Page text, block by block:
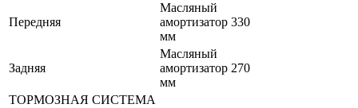
Передняя
Масляный
амортизатор 330
мм
Задняя
Масляный
амортизатор 270
мм
ТОРМОЗНАЯ СИСТЕМА